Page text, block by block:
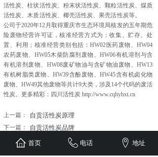
活性炭、柱状活性炭、粉末状活性炭、颗粒活性炭、煤质
活性炭、木质活性炭、椰壳活性炭、果壳活性炭等。
公司于2020年12月取得重庆市生态环境局核发的五年期危
险废物经营许可证，核准经营方式为：收集、贮存、处
置、利用；核准经营类别包括：HW02医药废物、HW04
农药废物、HW05木柴防腐剂废物、HW06有机溶剂与含
有机溶剂废物、HW08废矿物油与含矿物油废物、HW13
有机树脂类废物、HW39含酚废物、HW45含有机卤化物
废物、HW49其他废物等共计9大类，涉及14个代码的废活
性炭。更多精彩：四川活性炭 http://www.cqhyhxt.cn
上一篇： 自贡活性炭原理
下一篇： 自贡活性炭品牌
新闻资讯
NEWS
首页 电话 地址